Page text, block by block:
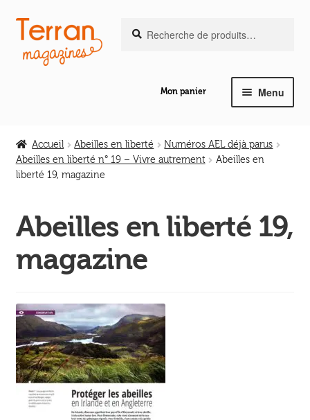
Aller
la
Aller
au
contenu
pour :
Mon panier Menu
le
Abeilles en liberté
enfant
Les ouvrages
Ouvrir
le
Les outils
Jeux & DVD
Accueil Abeilles en liberté
Numéros AEL déjà parus
Abeilles en liberté n° 19 – Vivre autrement
Abeilles en
liberté 19, magazine
Abeilles en liberté 19,
magazine